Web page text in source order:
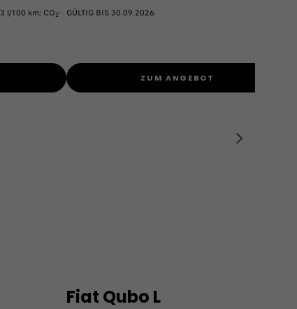
l/100 km; CO2- GÜLTIG BIS 30.09.2026
ZUM ANGEBOT
Fiat Qubo L